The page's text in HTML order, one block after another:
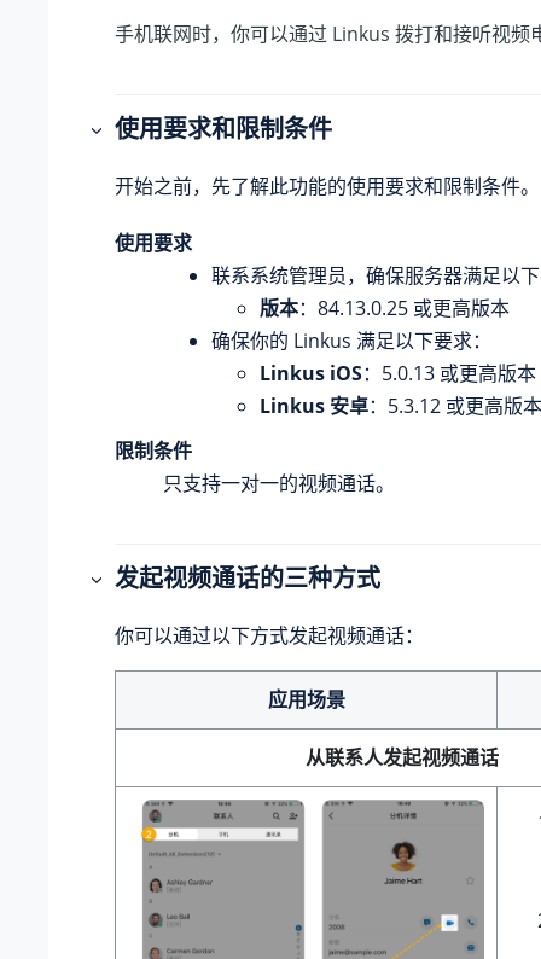
手机联网时，你可以通过 Linkus 拨打和接听视频
使用要求和限制条件
开始之前，先了解此功能的使用要求和限制条件。
使用要求
联系系统管理员，确保服务器满足以
版本： 84.13.0.25 或更高版本
确保你的 Linkus 满足以下要求：
Linkus iOS：5.0.13 或更高版本
Linkus 安卓：5.3.12 或更高版本
限制条件
只支持一对一的视频通话。
发起视频通话的三种方式
你可以通过以下方式发起视频通话：
应用场景
从联系人发起视频通话